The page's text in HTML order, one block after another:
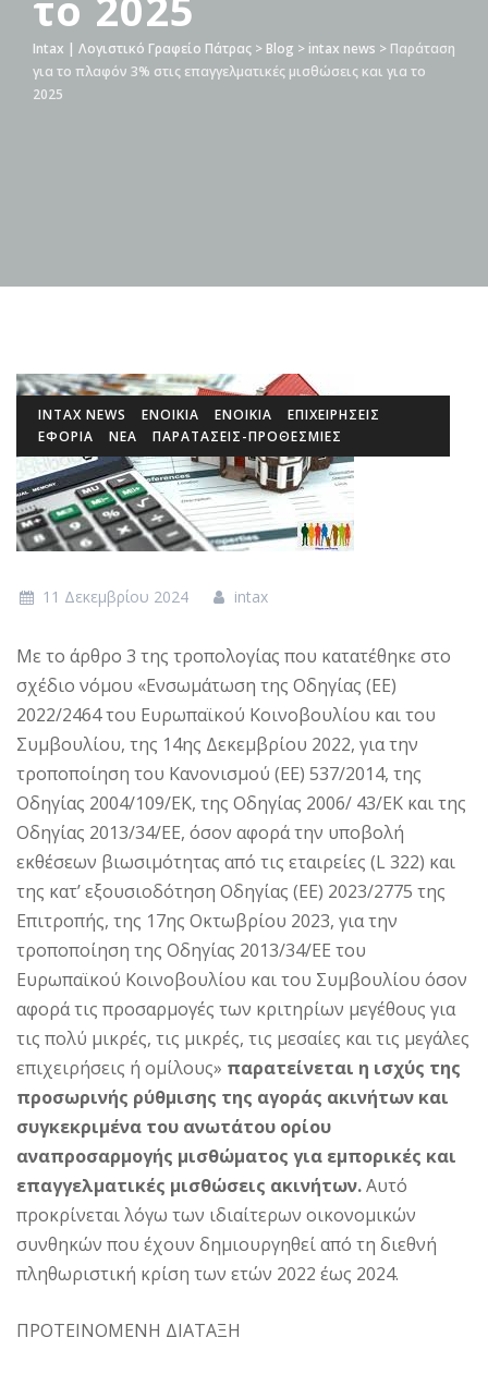
Intax | Λογιστικό Γραφείο Πάτρας > Blog > intax news > Παράταση
για το πλαφόν 3% στις επαγγελματικές μισθώσεις και για το
2025
INTAX NEWS ΕΝΟΙΚΙΑ ΕΝΟΊΚΙΑ
ΕΠΙΧΕΙΡΉΣΕΙΣ
ΕΦΟΡΙΑ
ΝΕΑ ΠΑΡΑΤΑΣΕΙΣ-ΠΡΟΘΕΣΜΙΕΣ
11 Δεκεμβρίου 2024 intax
Με το άρθρο 3 της τροπολογίας που κατατέθηκε στο
σχέδιο νόμου «Ενσωμάτωση της Οδηγίας (ΕΕ)
2022/2464 του Ευρωπαϊκού Κοινοβουλίου και του
Συμβουλίου, της 14ης Δεκεμβρίου 2022, για την
τροποποίηση του Κανονισμού (ΕΕ) 537/2014, της
Οδηγίας 2004/109/ΕΚ, της Οδηγίας 2006/ 43/ΕΚ και της
Οδηγίας 2013/34/ΕΕ, όσον αφορά την υποβολή
εκθέσεων βιωσιμότητας από τις εταιρείες (L 322) και
της κατ’ εξουσιοδότηση Οδηγίας (ΕΕ) 2023/2775 της
Επιτροπής, της 17ης Οκτωβρίου 2023, για την
τροποποίηση της Οδηγίας 2013/34/ΕΕ του
Ευρωπαϊκού Κοινοβουλίου και του Συμβουλίου όσον
αφορά τις προσαρμογές των κριτηρίων μεγέθους για
τις πολύ μικρές, τις μικρές, τις μεσαίες και τις μεγάλες
επιχειρήσεις ή ομίλους» παρατείνεται η ισχύς της
προσωρινής ρύθμισης της αγοράς ακινήτων και
συγκεκριμένα του ανωτάτου ορίου
αναπροσαρμογής μισθώματος για εμπορικές και
επαγγελματικές μισθώσεις ακινήτων.Αυτό
προκρίνεται λόγω των ιδιαίτερων οικονομικών
συνθηκών που έχουν δημιουργηθεί από τη διεθνή
πληθωριστική κρίση των ετών 2022 έως 2024.
ΠΡΟΤΕΙΝΟΜΕΝΗ ΔΙΑΤΑΞΗ